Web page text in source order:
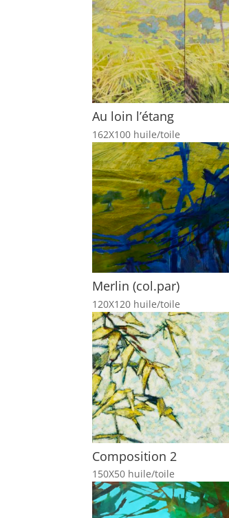
Au loin l’étang
162X100 huile/toile
Merlin (col.par)
120X120 huile/toile
Composition 2
150X50 huile/toile